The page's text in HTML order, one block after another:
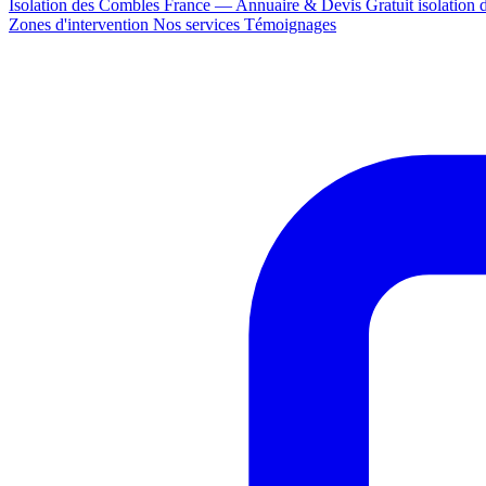
Isolation des Combles France — Annuaire & Devis Gratuit isolation
Zones d'intervention Nos services Témoignages